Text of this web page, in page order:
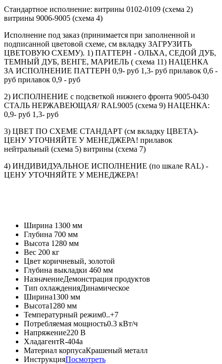
Стандартное исполнение: витрины 0102-0109 (схема 2)
витрины 9006-9005 (схема 4)
Исполнение под заказ (принимается при заполненной и
подписанной цветовой схеме, см вкладку ЗАГРУЗИТЬ
ЦВЕТОВУЮ СХЕМУ). 1) ПАТТЕРН - ОЛЬХА, СЕДОЙ ДУБ,
ТЕМНЫЙ ДУБ, ВЕНГЕ, МАРИЕЛЬ ( схема 11) НАЦЕНКА
ЗА ИСПОЛНЕНИЕ ПАТТЕРН 0,9- руб 1,3- руб прилавок 0,6 -
руб прилавок 0,9 - руб
2) ИСПОЛНЕНИЕ с подсветкой нижнего фронта 9005-0430
СТАЛЬ НЕРЖАВЕЮЩАЯ/ RAL9005 (схема 9) НАЦЕНКА:
0,9- руб 1,3- руб
3) ЦВЕТ ПО СХЕМЕ СТАНДАРТ (см вкладку ЦВЕТА)-
ЦЕНУ УТОЧНЯЙТЕ У МЕНЕДЖЕРА! прилавок
нейтральный (схема 5) витрины (схема 7)
4) ИНДИВИДУАЛЬНОЕ ИСПОЛНЕНИЕ (по шкале RAL) -
ЦЕНУ УТОЧНЯЙТЕ У МЕНЕДЖЕРА!
Ширина 1300 мм
Глубина 700 мм
Высота 1280 мм
Вес 200 кг
Цвет коричневый, золотой
Глубина выкладки 460 мм
НазначениеДемонстрация продуктов
Тип охлажденияДинамическое
Ширина1300 мм
Высота1280 мм
Температурный режим0..+7
Потребляемая мощность0.3 кВт/ч
Напряжение220 В
ХладагентR-404a
Материал корпусаКрашеный металл
ИнструкцияПосмотреть